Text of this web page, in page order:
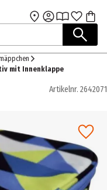
Hauptinhalt
mit Innenklappe
Artikelnr. 2642071